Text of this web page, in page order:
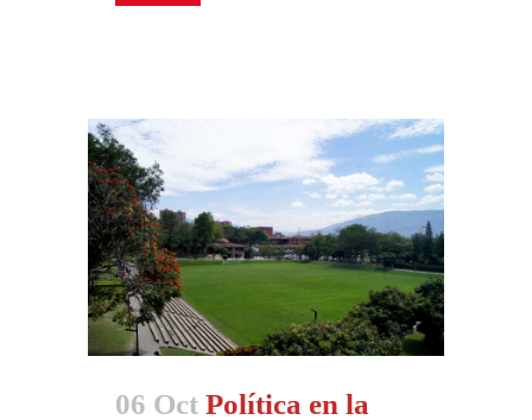
06 Oct Política en la